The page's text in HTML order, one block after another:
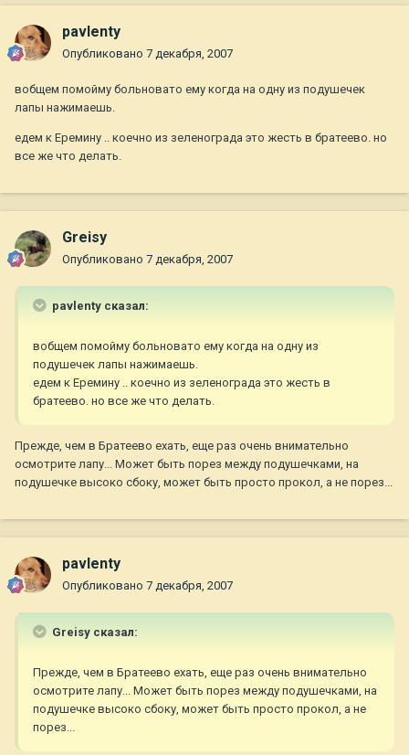
pavlenty
Опубликовано 7 декабря, 2007
вобщем помойму больновато ему когда на одну из подушечек
лапы нажимаешь.
едем к Еремину .. коечно из зеленограда это жесть в братеево. но
все же что делать.
Greisy
Опубликовано 7 декабря, 2007
pavlenty сказал:
вобщем помойму больновато ему когда на одну из
подушечек лапы нажимаешь.
едем к Еремину .. коечно из зеленограда это жесть в
братеево. но все же что делать.
Прежде, чем в Братеево ехать, еще раз очень внимательно
осмотрите лапу... Может быть порез между подушечками, на
подушечке высоко сбоку, может быть просто прокол, а не порез...
pavlenty
Опубликовано 7 декабря, 2007
Greisy сказал:
Прежде, чем в Братеево ехать, еще раз очень внимательно
осмотрите лапу... Может быть порез между подушечками, на
подушечке высоко сбоку, может быть просто прокол, а не
порез...